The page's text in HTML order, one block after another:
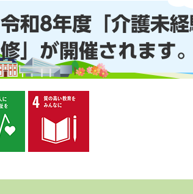
令和8年度「介護未
修」が開催されます。